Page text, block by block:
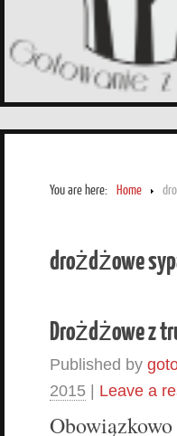
You are here: Home
drożdżowe
Drożdżowe z
Published by
2015 | Leave a